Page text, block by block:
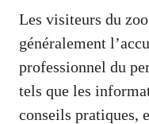
Les visiteurs du
généralement
professionnel du
tels que les
conseils pratiques,